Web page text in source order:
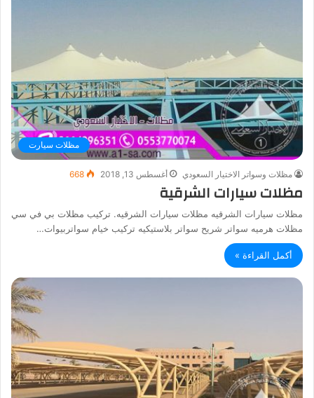
مظلات سيارت
مظلات وسواتر الاختيار السعودي أغسطس 13, 2018 668
مظلات سيارات الشرقية
مظلات سيارات الشرقيه مظلات سيارات الشرقيه. تركيب مظلات بي في سي
مظلات هرميه سواتر شريح سواتر بلاستيكيه تركيب خيام سواتربيوات…
أكمل القراءة »